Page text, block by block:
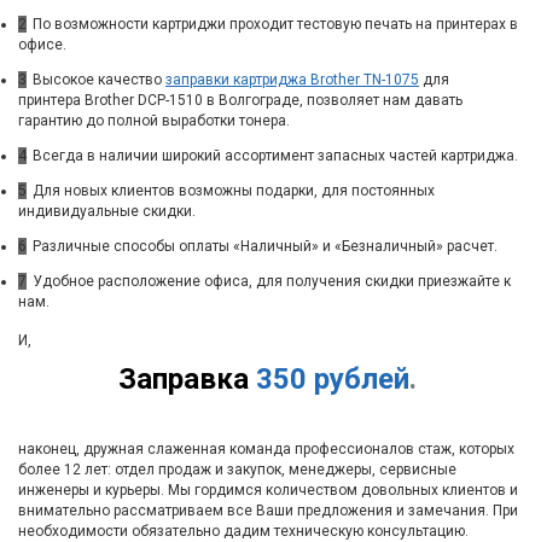
2 По возможности картриджи проходит тестовую печать на принтерах в
офисе.
3 Высокое качество заправки картриджа Brother TN-1075 для
принтера Brother DCP-1510 в Волгограде, позволяет нам давать
гарантию до полной выработки тонера.
4 Всегда в наличии широкий ассортимент запасных частей картриджа.
5 Для новых клиентов возможны подарки, для постоянных
индивидуальные скидки.
6 Различные способы оплаты «Наличный» и «Безналичный» расчет.
7 Удобное расположение офиса, для получения скидки приезжайте к
нам.
Заправка 350 рублей.
И,
наконец, дружная слаженная команда профессионалов стаж, которых
более 12 лет: отдел продаж и закупок, менеджеры, сервисные
инженеры и курьеры. Мы гордимся количеством довольных клиентов и
внимательно рассматриваем все Ваши предложения и замечания. При
необходимости обязательно дадим техническую консультацию.